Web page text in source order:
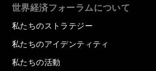
世界経済フォーラムについて
私たちのストラテジー
私たちのアイデンティティ
私たちの活動